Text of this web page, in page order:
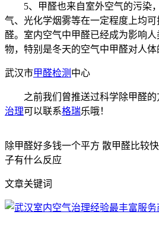
5、甲醛也来自室外空气的污染
气、光化学烟雾等在一定程度上均
醛。室内空气中甲醛已经成为影响
物，特别是冬天的空气中甲醛对人体
武汉市甲醛检测 中心
之前我们曾推送过科学除甲醛的
治理可以联系格瑞乐哦！
除甲醛好多钱一个平方 散甲醛比较
子有什么反应
文章关键词